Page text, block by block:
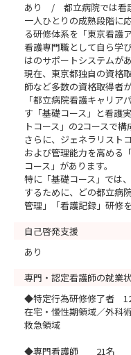
あり / 都立病院では看
一人ひとりの成熟段階に
る研修体系を「東京看護
看護専門職として自ら学
はのサポートシステムがあ
現在、東京都独自の資格
師など多数の資格取得者
「都立病院看護キャリア
す「基礎コース」と看護
トコース」の2コースで構
さらに、ジェネラリスト
および管理能力を高める
コース」があります。
特に「基礎コース」では
するために、どの都立病
管理」「看護記録」研修
自己啓発支援
あり
専門・認定看護師の就業
◆特定行為研修修了者
在宅・慢性期領域／外科
救急領域
◆専門看護師 21名